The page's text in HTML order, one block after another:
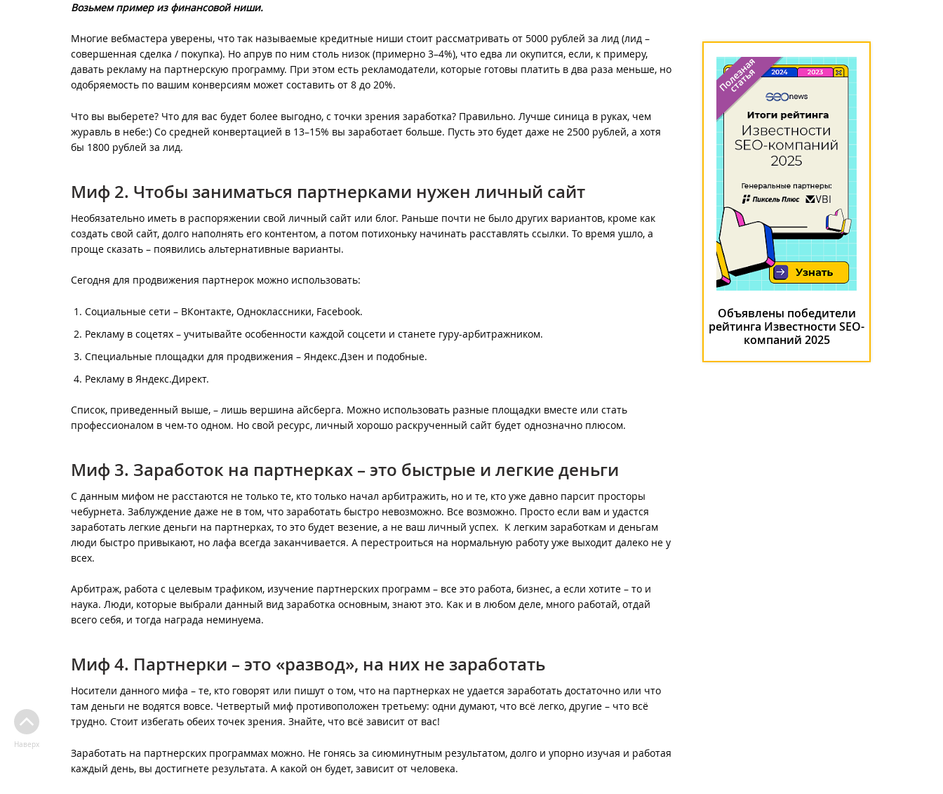
Возьмем пример из финансовой ниши.
Многие вебмастера уверены, что так называемые кредитные ниши стоит рассматривать от 5000 рублей за лид (лид –
совершенная сделка / покупка). Но апрув по ним столь низок (примерно 3–4%), что едва ли окупится, если, к примеру,
давать рекламу на партнерскую программу. При этом есть рекламодатели, которые готовы платить в два раза меньше, но
одобряемость по вашим конверсиям может составить от 8 до 20%.
Что вы выберете? Что для вас будет более выгодно, с точки зрения заработка? Правильно. Лучше синица в руках, чем
журавль в небе:) Со средней конвертацией в 13–15% вы заработает больше. Пусть это будет даже не 2500 рублей, а хотя
бы 1800 рублей за лид.
Миф 2. Чтобы заниматься партнерками нужен личный сайт
Необязательно иметь в распоряжении свой личный сайт или блог. Раньше почти не было других вариантов, кроме как
создать свой сайт, долго наполнять его контентом, а потом потихоньку начинать расставлять ссылки. То время ушло, а
проще сказать – появились альтернативные варианты.
Сегодня для продвижения партнерок можно использовать:
Социальные сети – ВКонтакте, Одноклассники, Facebook.
Рекламу в соцетях – учитывайте особенности каждой соцсети и станете гуру-арбитражником.
Специальные площадки для продвижения – Яндекс.Дзен и подобные.
Рекламу в Яндекс.Директ.
Список, приведенный выше, – лишь вершина айсберга. Можно использовать разные площадки вместе или стать
профессионалом в чем-то одном. Но свой ресурс, личный хорошо раскрученный сайт будет однозначно плюсом.
Миф 3. Заработок на партнерках – это быстрые и легкие деньги
С данным мифом не расстаются не только те, кто только начал арбитражить, но и те, кто уже давно парсит просторы
чебурнета. Заблуждение даже не в том, что заработать быстро невозможно. Все возможно. Просто если вам и удастся
заработать легкие деньги на партнерках, то это будет везение, а не ваш личный успех. К легким заработкам и деньгам
люди быстро привыкают, но лафа всегда заканчивается. А перестроиться на нормальную работу уже выходит далеко не у
всех.
Арбитраж, работа с целевым трафиком, изучение партнерских программ – все это работа, бизнес, а если хотите – то и
наука. Люди, которые выбрали данный вид заработка основным, знают это. Как и в любом деле, много работай, отдай
всего себя, и тогда награда неминуема.
Миф 4. Партнерки – это «развод», на них не заработать
Носители данного мифа – те, кто говорят или пишут о том, что на партнерках не удается заработать достаточно или что
там деньги не водятся вовсе. Четвертый миф противоположен третьему: одни думают, что всё легко, другие – что всё
трудно. Стоит избегать обеих точек зрения. Знайте, что всё зависит от вас!
Заработать на партнерских программах можно. Не гонясь за сиюминутным результатом, долго и упорно изучая и работая
каждый день, вы достигнете результата. А какой он будет, зависит от человека.
Наверх
Объявлены победители
рейтинга Известности SEO-
компаний 2025